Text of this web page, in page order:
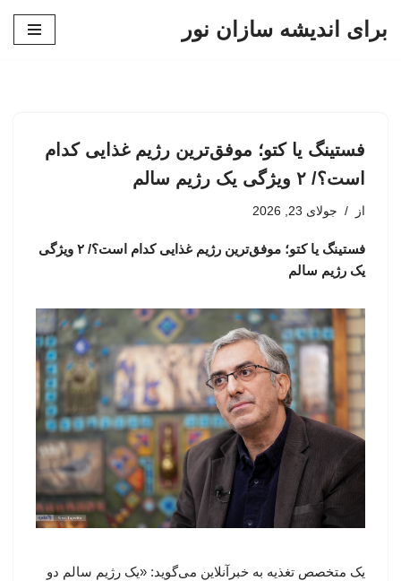
برای اندیشه سازان نور
فستینگ یا کتو؛ موفق‌ترین رژیم غذایی کدام
است؟/ ۲ ویژگی یک رژیم سالم
از جولای 23, 2026
فستینگ یا کتو؛ موفق‌ترین رژیم غذایی کدام است؟/ ۲ ویژگی
یک رژیم سالم
یک متخصص تغذیه به خبرآنلاین می‌گوید: «یک رژیم سالم دو